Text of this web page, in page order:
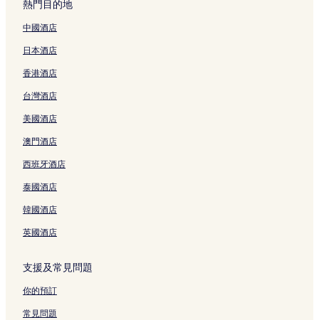
熱門目的地
中國酒店
日本酒店
香港酒店
台灣酒店
美國酒店
澳門酒店
西班牙酒店
泰國酒店
韓國酒店
英國酒店
支援及常見問題
你的預訂
常見問題